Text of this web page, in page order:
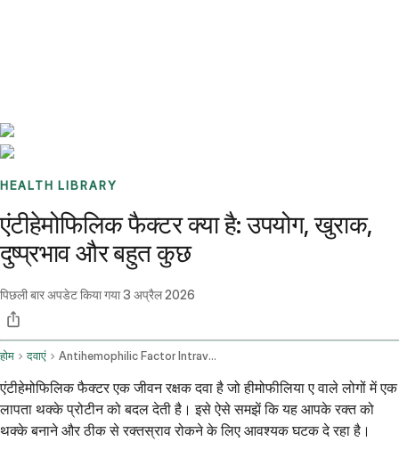
HEALTH LIBRARY
एंटीहेमोफिलिक फैक्टर क्या है: उपयोग, खुराक,
दुष्प्रभाव और बहुत कुछ
पिछली बार अपडेट किया गया3 अप्रैल 2026
होम दवाएं Antihemophilic Factor Intravenous Route
एंटीहेमोफिलिक फैक्टर एक जीवन रक्षक दवा है जो हीमोफीलिया ए वाले लोगों में एक
लापता थक्के प्रोटीन को बदल देती है। इसे ऐसे समझें कि यह आपके रक्त को
थक्के बनाने और ठीक से रक्तस्राव रोकने के लिए आवश्यक घटक दे रहा है।